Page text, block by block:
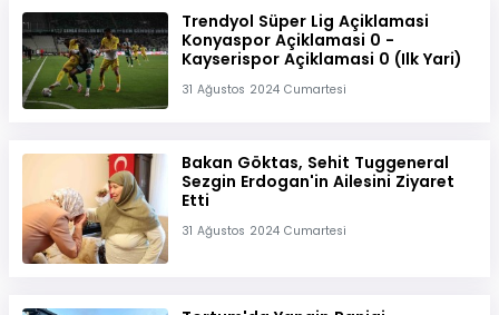
Trendyol Süper Lig Açiklamasi
Konyaspor Açiklamasi 0 -
Kayserispor Açiklamasi 0 (Ilk Yari)
31 Ağustos 2024 Cumartesi
Bakan Göktas, Sehit Tuggeneral
Sezgin Erdogan'in Ailesini Ziyaret
Etti
31 Ağustos 2024 Cumartesi